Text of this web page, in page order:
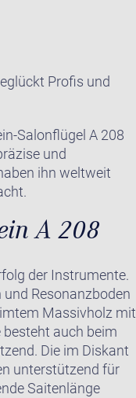
Profis und
Salonflügel A 208
und
ihn weltweit
A 208
der Instrumente.
Resonanzboden
Massivholz mit
auch beim
Die im Diskant
unterstützend für
Saitenlänge